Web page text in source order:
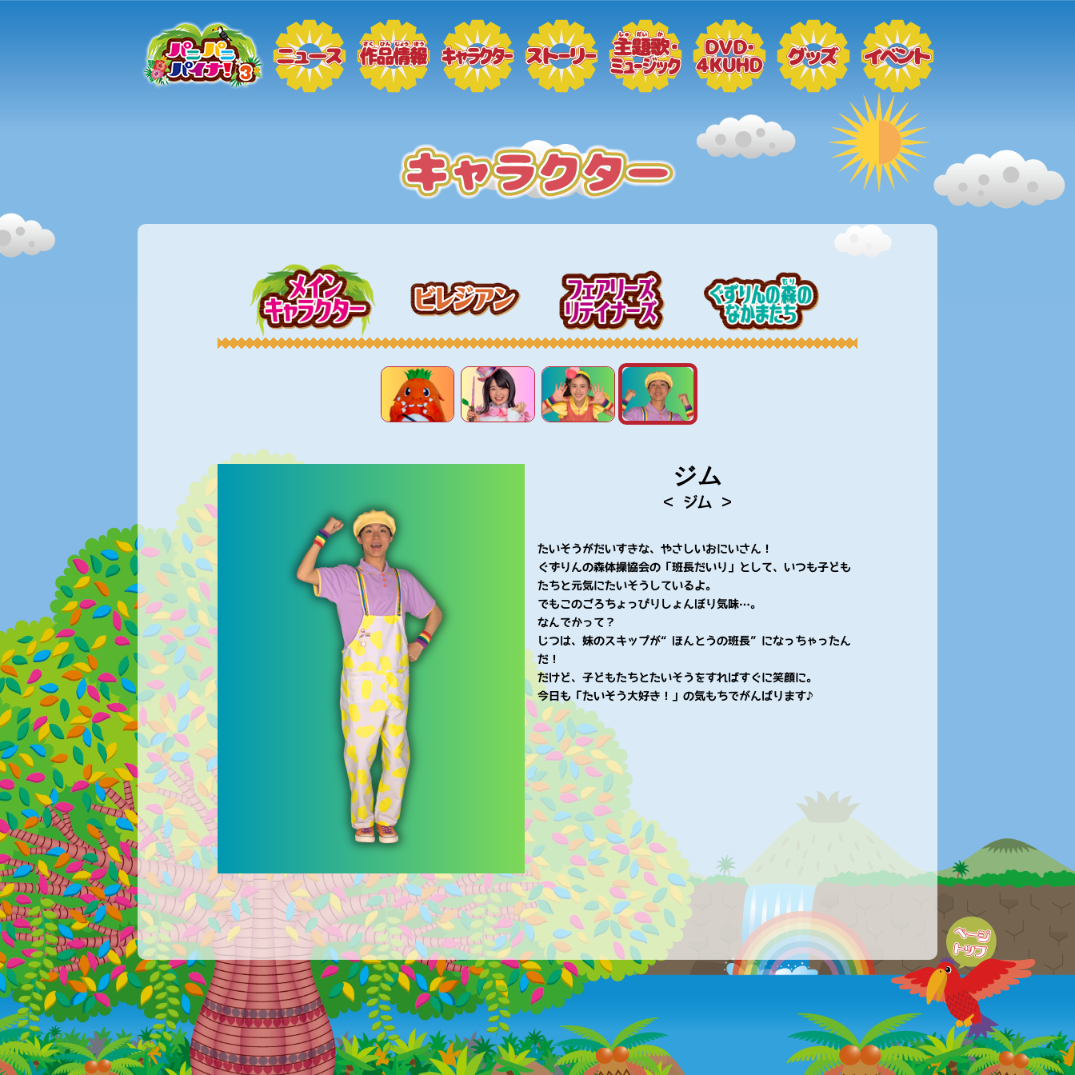
ジム
＜ ジム ＞
たいそうがだいすきな、やさしいおにいさん！
ぐずりんの森体操協会の「班長だいり」として、いつも子ども
たちと元気にたいそうしているよ。
でもこのごろちょっぴりしょんぼり気味…。
なんでかって？
じつは、妹のスキップが“ほんとうの班長”になっちゃったん
だ！
だけど、子どもたちとたいそうをすればすぐに笑顔に。
今日も「たいそう大好き！」の気もちでがんばります♪